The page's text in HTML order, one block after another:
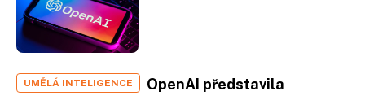
UMĚLÁ INTELIGENCE
OpenAI představila